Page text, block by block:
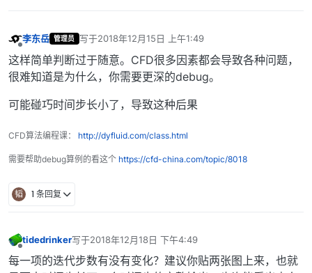
李东岳 管理员 写于2018年12月15日 上午1:49
最后由 编辑
这样简单判断过于随意。CFD很多因素都会导致各种问题，
很难知道是为什么，你需要更深的debug。
可能碰巧时间步长小了，导致这种后果
CFD算法编程课： http://dyfluid.com/class.html
需要帮助debug算例的看这个 https://cfd-china.com/topic/8018
韬 1 条回复
tidedrinker写于2018年12月18日 下午4:49
最后由 编辑
每一项的迭代步数有没有变化？建议你贴两张图上来，也就